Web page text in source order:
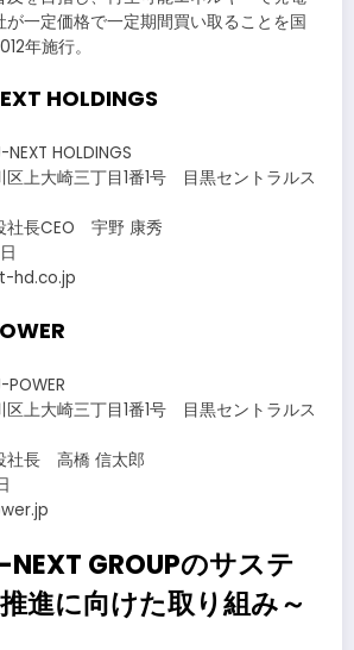
が一定価格で一定期間買い取ることを国
年施行。
HOLDINGS
HOLDINGS
区上大崎三丁目1番1号 目黒セントラルス
社長CEO 宇野 康秀
hd.co.jp
区上大崎三丁目1番1号 目黒セントラルス
社長 高橋 信太郎
NEXT GROUPのサステ
進に向けた取り組み～